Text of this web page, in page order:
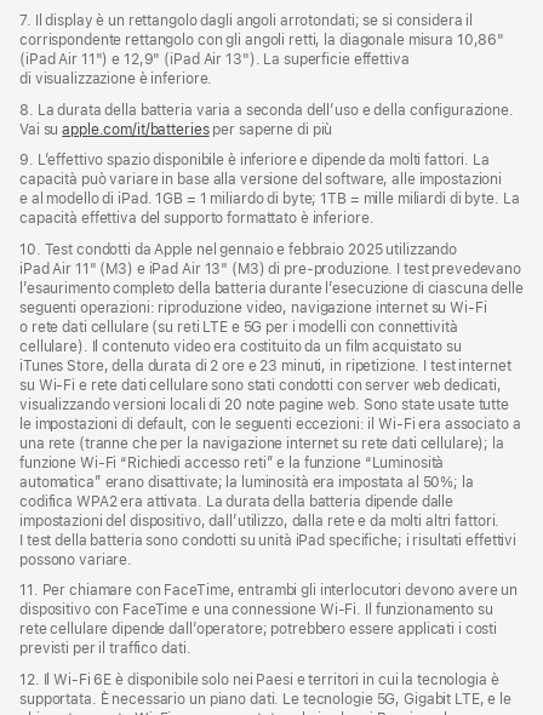
7. Il display è un rettangolo dagli angoli arrotondati; se si considera il
corrispondente rettangolo con gli angoli retti, la diagonale misura 10,86"
(iPad Air 11") e 12,9" (iPad Air 13"). La superficie effettiva
di visualizzazione è inferiore.
8. La durata della batteria varia a seconda dell’uso e della configurazione.
Vai suapple.com/it/batteriesper saperne di più
9. L’effettivo spazio disponibile è inferiore e dipende da molti fattori. La
capacità può variare in base alla versione del software, alle impostazioni
e al modello di iPad. 1GB = 1 miliardo di byte; 1TB = mille miliardi di byte. La
capacità effettiva del supporto formattato è inferiore.
10. Test condotti da Apple nel gennaio e febbraio 2025 utilizzando
iPad Air 11" (M3) e iPad Air 13" (M3) di pre‑produzione. I test prevedevano
l’esaurimento completo della batteria durante l’esecuzione di ciascuna delle
seguenti operazioni: riproduzione video, navigazione internet su Wi‑Fi
o rete dati cellulare (su reti LTE e 5G per i modelli con connettività
cellulare). Il contenuto video era costituito da un film acquistato su
iTunes Store, della durata di 2 ore e 23 minuti, in ripetizione. I test internet
su Wi‑Fi e rete dati cellulare sono stati condotti con server web dedicati,
visualizzando versioni locali di 20 note pagine web. Sono state usate tutte
le impostazioni di default, con le seguenti eccezioni: il Wi-Fi era associato a
una rete (tranne che per la navigazione internet su rete dati cellulare); la
funzione Wi‑Fi “Richiedi accesso reti” e la funzione “Luminosità
automatica” erano disattivate; la luminosità era impostata al 50%; la
codifica WPA2 era attivata. La durata della batteria dipende dalle
impostazioni del dispositivo, dall’utilizzo, dalla rete e da molti altri fattori.
I test della batteria sono condotti su unità iPad specifiche; i risultati effettivi
possono variare.
11. Per chiamare con FaceTime, entrambi gli interlocutori devono avere un
dispositivo con FaceTime e una connessione Wi‑Fi. Il funzionamento su
rete cellulare dipende dall’operatore; potrebbero essere applicati i costi
previsti per il traffico dati.
12. Il Wi‑Fi 6E è disponibile solo nei Paesi e territori in cui la tecnologia è
supportata. È necessario un piano dati. Le tecnologie 5G, Gigabit LTE, e le